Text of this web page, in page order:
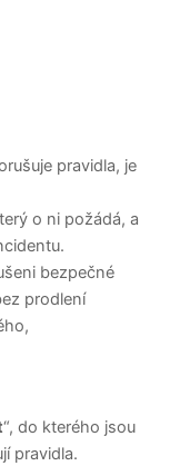
pravidla, je
o ni požádá, a
bezpečné
prodlení
“, do kterého jsou
pravidla.